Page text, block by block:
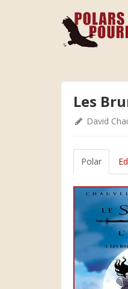
Les
David
Polar